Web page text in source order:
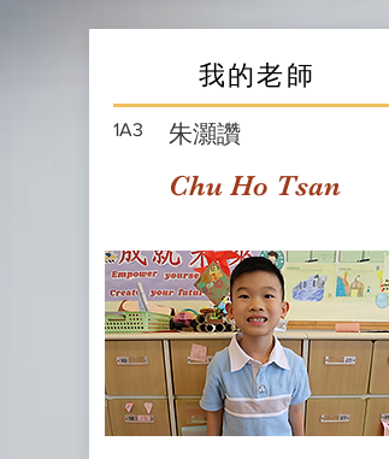
我的老師
1A3 朱灝讚
Chu Ho Tsan